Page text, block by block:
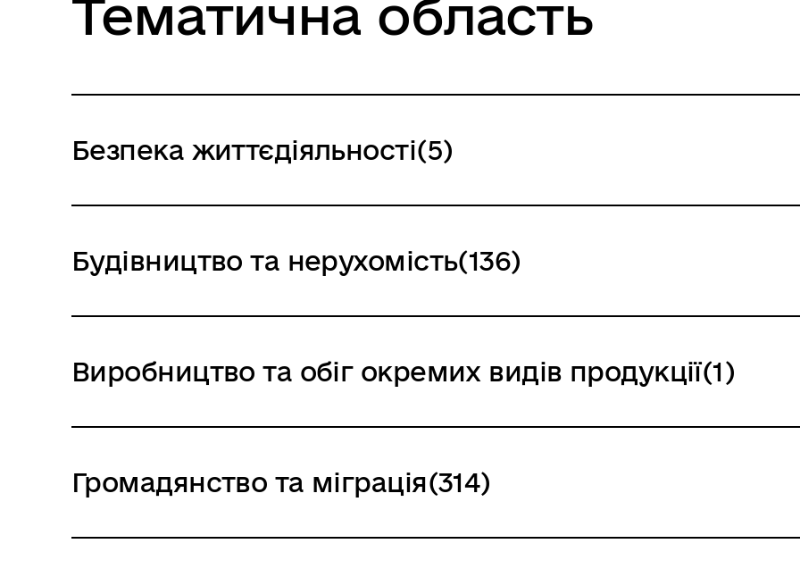
Тематична область
Безпека життєдіяльності(5)
Будівництво та нерухомість(136)
Виробництво та обіг окремих видів продукції(1)
Громадянство та міграція(314)